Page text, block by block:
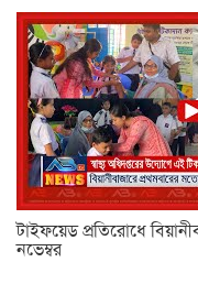
টাইফয়েড প্রতিরোধে
নভেম্বর